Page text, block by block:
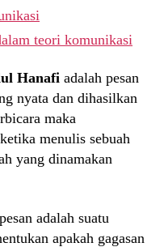
teori komunikasi
Hanafi adalah pesan
nyata dan dihasilkan
maka
menulis sebuah
yang dinamakan
adalah suatu
apakah gagasan